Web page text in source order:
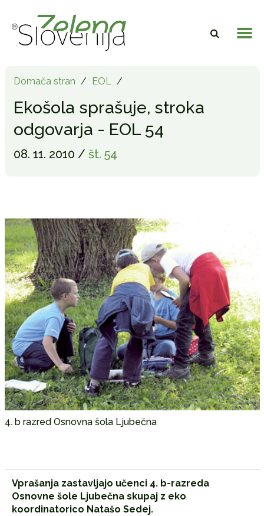
Domača stran / EOL /
Ekošola sprašuje, stroka
odgovarja - EOL 54
08. 11. 2010 / št. 54
4. b razred Osnovna šola Ljubečna
Vprašanja zastavljajo učenci 4. b-razreda
Osnovne šole Ljubečna skupaj z eko
koordinatorico Natašo Sedej.